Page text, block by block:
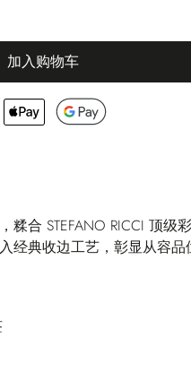
加入购物车
合 STEFANO RICCI 顶级
经典收边工艺，彰显从容品